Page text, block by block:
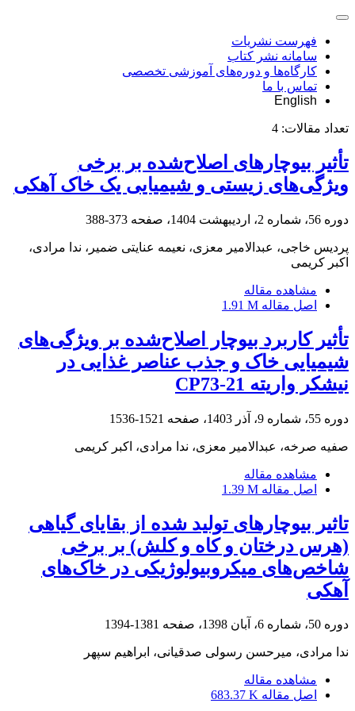
فهرست نشریات
سامانه نشر کتاب
کارگاه‌ها و دوره‌های آموزشی تخصصی
تماس با ما
English
تعداد مقالات: 4
تأثیر بیوچارهای اصلاح‌شده بر برخی
ویژگی‌های زیستی و شیمیایی یک خاک آهکی
دوره 56، شماره 2، اردیبهشت 1404، صفحه 373-388
پردیس خاجی، عبدالامیر معزی، نعیمه عنایتی ضمیر، ندا مرادی،
اکبر کریمی
مشاهده مقاله
اصل مقاله 1.91 M
تأثیر کاربرد بیوچار اصلاح‌شده بر ویژگی‌های
شیمیایی خاک و جذب عناصر غذایی در
نیشکر واریته CP73-21
دوره 55، شماره 9، آذر 1403، صفحه 1521-1536
صفیه صرخه، عبدالامیر معزی، ندا مرادی، اکبر کریمی
مشاهده مقاله
اصل مقاله 1.39 M
تاثیر بیوچارهای تولید شده از بقایای گیاهی
(هرس درختان و کاه و کلش) بر برخی
شاخص‌های میکروبیولوژیکی در خاک‌های
آهکی
دوره 50، شماره 6، آبان 1398، صفحه 1381-1394
ندا مرادی، میرحسن رسولی صدقیانی، ابراهیم سپهر
مشاهده مقاله
اصل مقاله 683.37 K